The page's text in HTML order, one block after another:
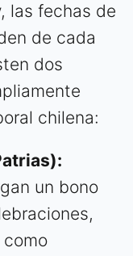
las fechas de
de cada
dos
chilena:
un bono